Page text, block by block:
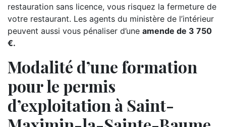
restauration sans licence, vous risquez la fermeture de
votre restaurant. Les agents du ministère de l’intérieur
peuvent aussi vous pénaliser d’une amende de 3 750
€.
Modalité d’une formation
pour le permis
d’exploitation à Saint-